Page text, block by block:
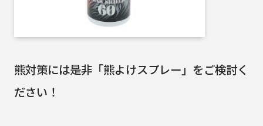
熊対策には是非「熊よけスプレー」をご検討く
ださい！